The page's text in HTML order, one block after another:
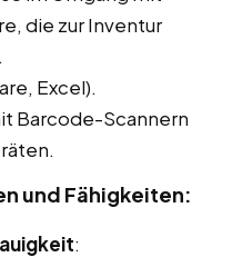
die zur Inventur
Excel).
Barcode-Scannern
und Fähigkeiten:
: